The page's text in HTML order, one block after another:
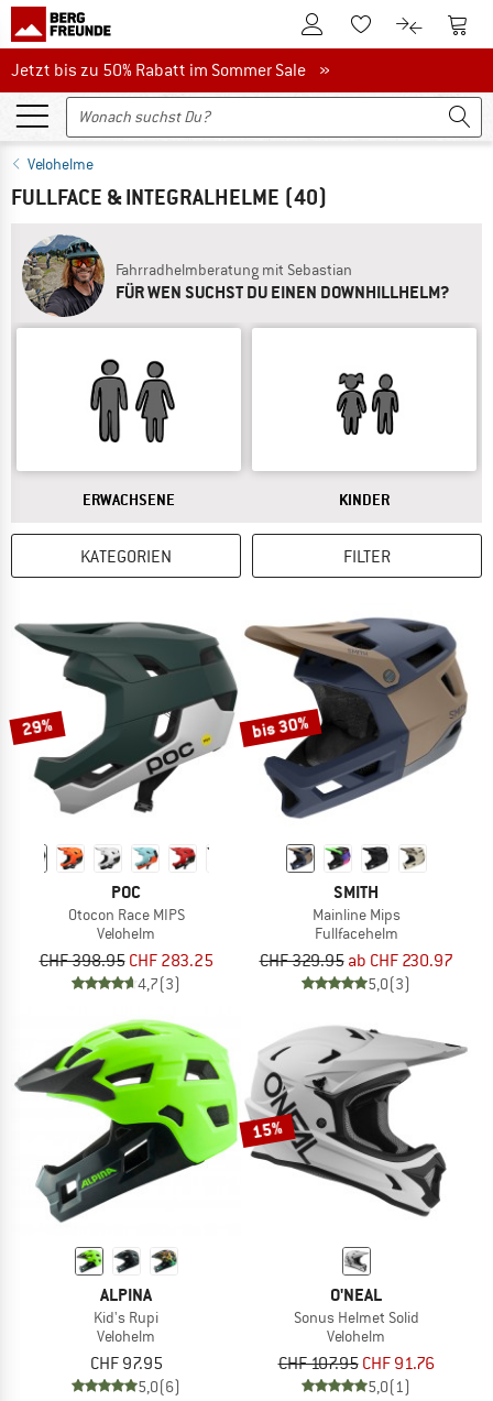
Zum KundenkontoZum Merkzettel.
Zum Zum
Jetzt bis zu 50% Rabatt im Sommer Sale
Jetzt bis zu 50% Rabatt im Sommer Sale »
Velohelme
FULLFACE & INTEGRALHELME (40)
Fahrradhelmberatung mit Sebastian
FÜR WEN SUCHST DU EINEN DOWNHILLHELM?
ANTWORT
ERWACHSENE ANTWORT
KINDER
KATEGORIEN FILTER
29%
POC
Otocon Race MIPS
Velohelm
CHF 398.95 CHF 283.25
4,7(3)
bis 30%
SMITH
Mainline Mips
Fullfacehelm
CHF 329.95 ab CHF 230.97
5,0(3)
ALPINA
Kid's Rupi
Velohelm
CHF 97.95
5,0(6)
15%
O'NEAL
Sonus Helmet Solid
Velohelm
CHF 107.95 CHF 91.76
5,0(1)